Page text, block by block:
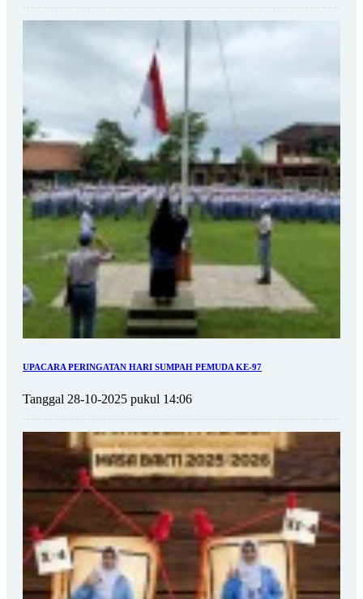
UPACARA PERINGATAN HARI SUMPAH PEMUDA KE-97
Tanggal 28-10-2025 pukul 14:06